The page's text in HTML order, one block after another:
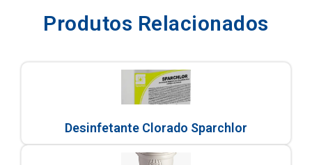
Produtos Relacionados
Desinfetante Clorado Sparchlor